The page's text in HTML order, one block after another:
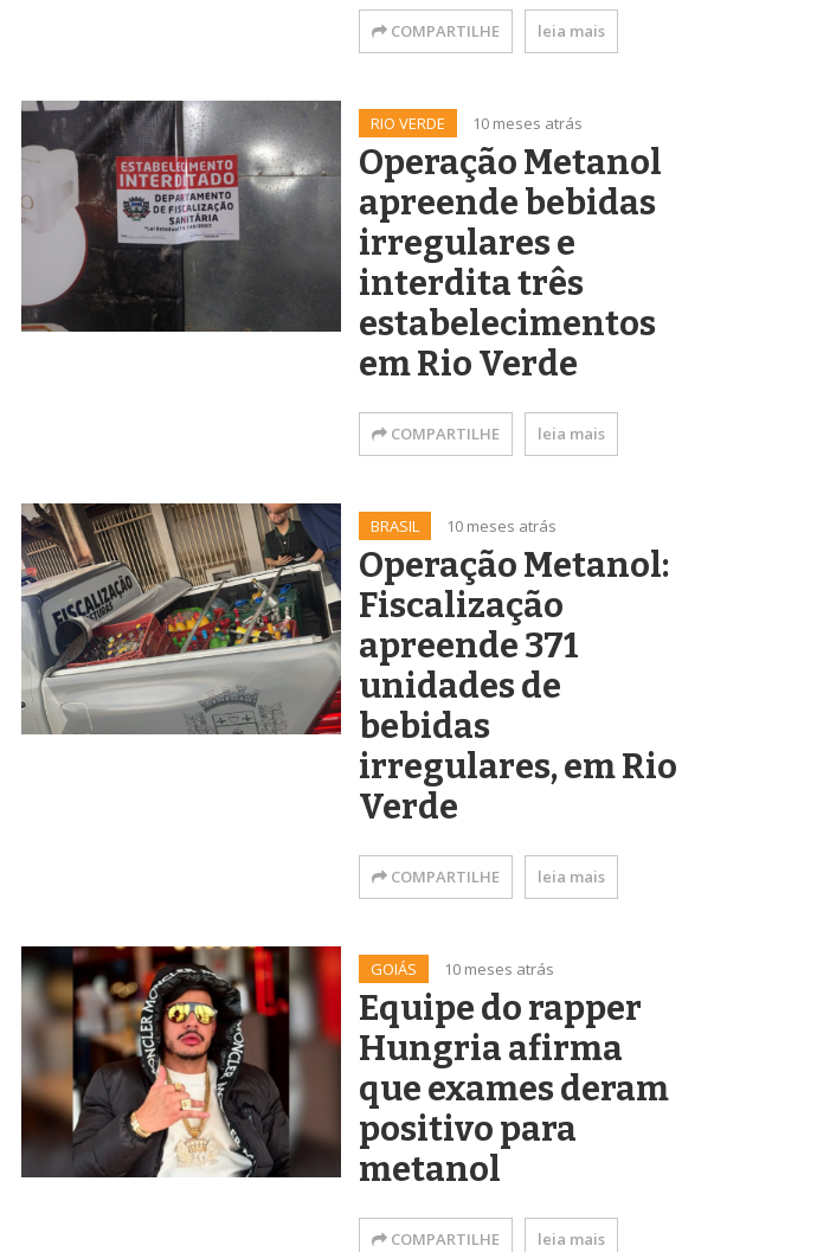
COMPARTILHE leia mais
RIO VERDE 10 meses atrás
Operação Metanol
apreende bebidas
irregulares e
interdita três
estabelecimentos
em Rio Verde
COMPARTILHE leia mais
BRASIL 10 meses atrás
Operação Metanol:
Fiscalização
apreende 371
unidades de
bebidas
irregulares, em Rio
Verde
COMPARTILHE leia mais
GOIÁS 10 meses atrás
Equipe do rapper
Hungria afirma
que exames deram
positivo para
metanol
COMPARTILHE leia mais